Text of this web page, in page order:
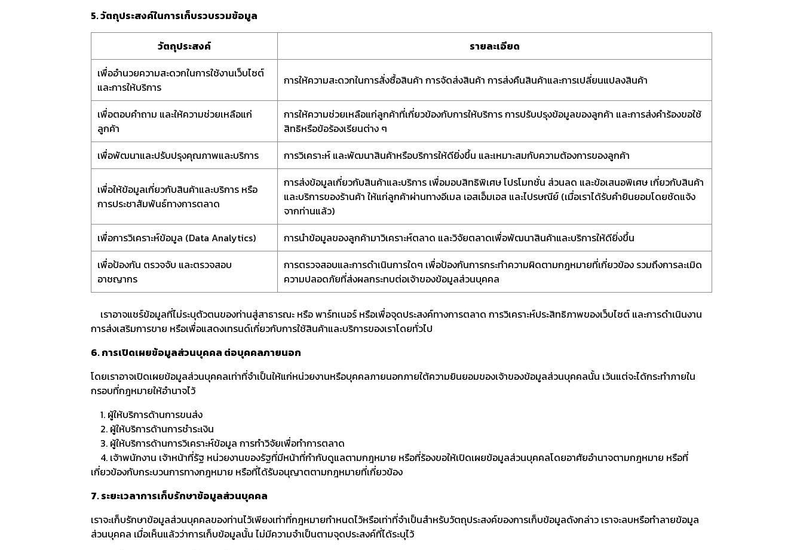
5. วัตถุประสงค์ในการเก็บรวบรวมข้อมูล
วัตถุประสงค์
รายละเอียด
เพื่ออำนวยความสะดวกในการใช้งานเว็บไซต์
และการให้บริการ
การให้ความสะดวกในการสั่งซื้อสินค้า การจัดส่งสินค้า การส่งคืนสินค้าและการเปลี่ยนแปลงสินค้า
เพื่อตอบคำถาม และให้ความช่วยเหลือแก่
ลูกค้า
การให้ความช่วยเหลือแก่ลูกค้าที่เกี่ยวข้องกับการให้บริการ การปรับปรุงข้อมูลของลูกค้า และการส่งคำร้องขอใช้
สิทธิหรือข้อร้องเรียนต่าง ๆ
เพื่อพัฒนาและปรับปรุงคุณภาพและบริการ
การวิเคราะห์ และพัฒนาสินค้าหรือบริการให้ดียิ่งขึ้น และเหมาะสมกับความต้องการของลูกค้า
เพื่อให้ข้อมูลเกี่ยวกับสินค้าและบริการ หรือ
การประชาสัมพันธ์ทางการตลาด
การส่งข้อมูลเกี่ยวกับสินค้าและบริการ เพื่อมอบสิทธิพิเศษ โปรโมทชั่น ส่วนลด และข้อเสนอพิเศษ เกี่ยวกับสินค้า
และบริการของร้านค้า ให้แก่ลูกค้าผ่านทางอีเมล เอสเอ็มเอส และไปรษณีย์ (เมื่อเราได้รับคำยินยอมโดยชัดแจ้ง
จากท่านแล้ว)
เพื่อการวิเคราะห์ข้อมูล (Data Analytics)
การนำข้อมูลของลูกค้ามาวิเคราะห์ตลาด และวิจัยตลาดเพื่อพัฒนาสินค้าและบริการให้ดียิ่งขึ้น
เพื่อป้องกัน ตรวจจับ และตรวจสอบ
อาชญากร
การตรวจสอบและการดำเนินการใดๆ เพื่อป้องกันการกระทำความผิดตามกฎหมายที่เกี่ยวข้อง รวมถึงการละเมิด
ความปลอดภัยที่ส่งผลกระทบต่อเจ้าของข้อมูลส่วนบุคคล
เราอาจแชร์ข้อมูลที่ไม่ระบุตัวตนของท่านสู่สาธารณะ หรือ พาร์ทเนอร์ หรือเพื่อจุดประสงค์ทางการตลาด การวิเคราะห์ประสิทธิภาพของเว็บไซต์ และการดำเนินงาน
การส่งเสริมการขาย หรือเพื่อแสดงเทรนด์เกี่ยวกับการใช้สินค้าและบริการของเราโดยทั่วไป
6. การเปิดเผยข้อมูลส่วนบุคคล ต่อบุคคลภายนอก
โดยเราอาจเปิดเผยข้อมูลส่วนบุคคลเท่าที่จำเป็นให้แก่หน่วยงานหรือบุคคลภายนอกภายใต้ความยินยอมของเจ้าของข้อมูลส่วนบุคคลนั้น เว้นแต่จะได้กระทำภายใน
กรอบที่กฎหมายให้อำนาจไว้
1. ผู้ให้บริการด้านการขนส่ง
2. ผู้ให้บริการด้านการชำระเงิน
3. ผู้ให้บริการด้านการวิเคราะห์ข้อมูล การทำวิจัยเพื่อทำการตลาด
4. เจ้าพนักงาน เจ้าหน้าที่รัฐ หน่วยงานของรัฐที่มีหน้าที่กำกับดูแลตามกฎหมาย หรือที่ร้องขอให้เปิดเผยข้อมูลส่วนบุคคลโดยอาศัยอำนาจตามกฎหมาย หรือที่
เกี่ยวข้องกับกระบวนการทางกฎหมาย หรือที่ได้รับอนุญาตตามกฎหมายที่เกี่ยวข้อง
7. ระยะเวลาการเก็บรักษาข้อมูลส่วนบุคคล
เราจะเก็บรักษาข้อมูลส่วนบุคคลของท่านไว้เพียงเท่าที่กฎหมายกำหนดไว้หรือเท่าที่จำเป็นสำหรับวัตถุประสงค์ของการเก็บข้อมูลดังกล่าว เราจะลบหรือทำลายข้อมูล
ส่วนบุคคล เมื่อเห็นแล้วว่าการเก็บข้อมูลนั้น ไม่มีความจำเป็นตามจุดประสงค์ที่ได้ระบุไว้